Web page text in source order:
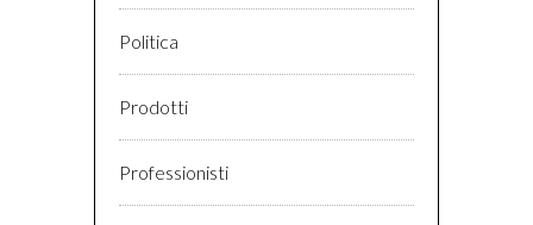
Politica
Prodotti
Professionisti